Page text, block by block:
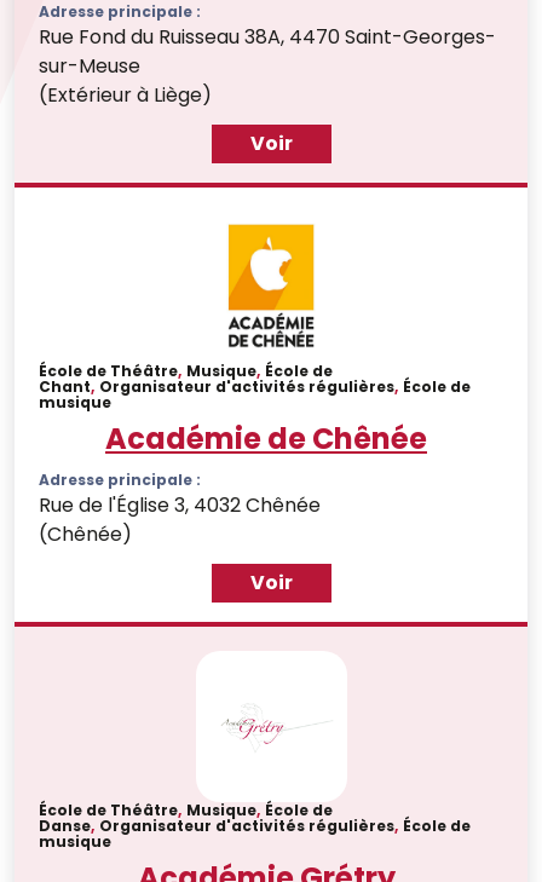
Adresse principale :
Rue Fond du Ruisseau 38A, 4470 Saint-Georges-
sur-Meuse
(Extérieur à Liège)
Voir
École de Théâtre, Musique, École de
Chant, Organisateur d'activités régulières, École de
musique
Académie de Chênée
Adresse principale :
Rue de l'Église 3, 4032 Chênée
(Chênée)
Voir
École de Théâtre, Musique, École de
Danse, Organisateur d'activités régulières, École de
musique